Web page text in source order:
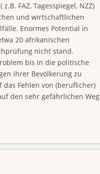
FAZ, Tagesspiegel, NZZ)
und wirtschaftlichen
Enormes Potential in
20 afrikanischen
nicht stand.
bis in die politische
ihrer Bevölkerung zu
Fehlen von (beruflicher)
den sehr gefährlichen Weg